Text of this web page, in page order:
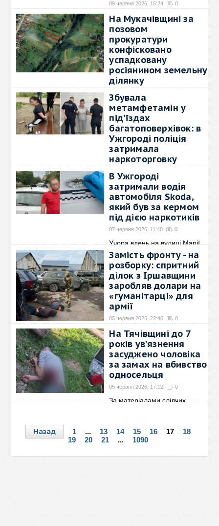
09 червня 2026, 15:24 0
На Закарпатті затримано
чоловіка, який продавав
На Мукачівщині за
позовом
прокуратури
конфісковано
успадковану
росіянином земельну
ділянку
За позовною заявою
Мукачівської окружної
→
Збувала
метамфетамін у
під’їздах
багатоповерхівок: в
Ужгороді поліція
затримала
наркоторговку
Оперативники кримінальної
поліції Ужгородського→
В Ужгороді
затримали водія
автомобіля Skoda,
який був за кермом
під дією наркотиків
07 червня 2026, 11:40 0
Учора вдень на вулиці Марії
Химинець, в Ужгороді, →
Замість фронту - на
розборку: спритний
ділок з Іршавщини
заробляв долари на
«гуманітарці» для
армії
05 червня 2026, 22:46 0
На Закарпатті правоохоронці
під процесуальним→
На Тячівщині до 7
років ув’язнення
засуджено чоловіка
за замах на вбивство
односельця
05 червня 2026, 17:12 0
За матеріалами слідчих
Назад 1 ... 13 14 15 16 17
18
19
20 21 ... 1090